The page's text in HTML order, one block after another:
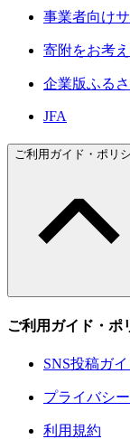
事業者向け
寄附をお考
企業版ふる
JFA
ご利用ガイド・ポリ
ご利用ガイド・ポ
SNS投稿ガ
プライバシ
利用規約